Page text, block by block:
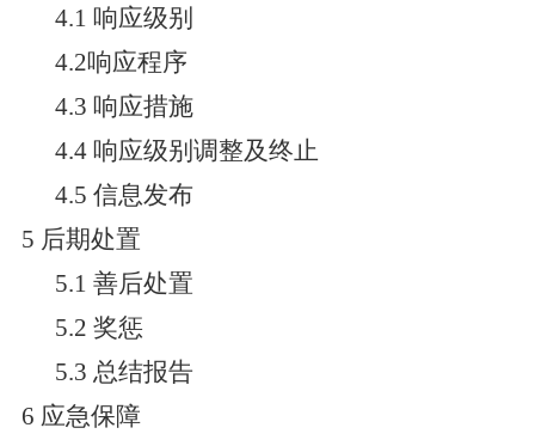
4.1 响应级别
4.2响应程序
4.3 响应措施
4.4 响应级别调整及终止
4.5 信息发布
5 后期处置
5.1 善后处置
5.2 奖惩
5.3 总结报告
6 应急保障